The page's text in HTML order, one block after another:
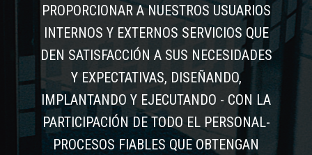
PROPORCIONAR A NUESTROS USUARIOS
INTERNOS Y EXTERNOS SERVICIOS QUE
DEN SATISFACCIÓN A SUS NECESIDADES
Y EXPECTATIVAS, DISEÑANDO,
IMPLANTANDO Y EJECUTANDO - CON LA
PARTICIPACIÓN DE TODO EL PERSONAL-
PROCESOS FIABLES QUE OBTENGAN